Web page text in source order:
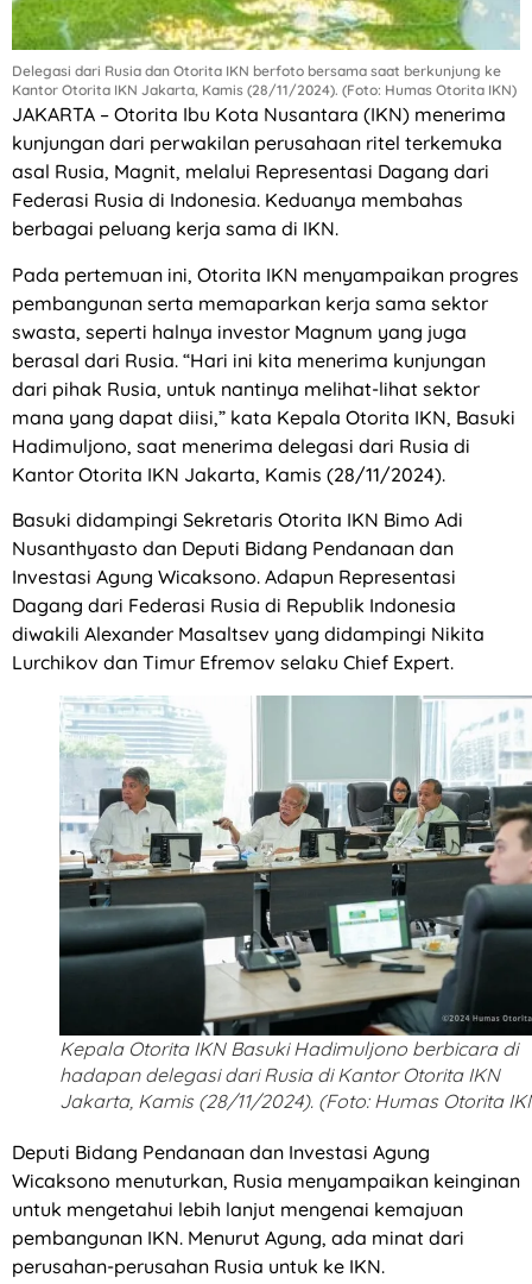
Delegasi dari Rusia dan Otorita IKN berfoto bersama saat berkunjung ke
Kantor Otorita IKN Jakarta, Kamis (28/11/2024). (Foto: Humas Otorita IKN)
JAKARTA – Otorita Ibu Kota Nusantara (IKN) menerima
kunjungan dari perwakilan perusahaan ritel terkemuka
asal Rusia, Magnit, melalui Representasi Dagang dari
Federasi Rusia di Indonesia. Keduanya membahas
berbagai peluang kerja sama di IKN.
Pada pertemuan ini, Otorita IKN menyampaikan progres
pembangunan serta memaparkan kerja sama sektor
swasta, seperti halnya investor Magnum yang juga
berasal dari Rusia. “Hari ini kita menerima kunjungan
dari pihak Rusia, untuk nantinya melihat-lihat sektor
mana yang dapat diisi,” kata Kepala Otorita IKN, Basuki
Hadimuljono, saat menerima delegasi dari Rusia di
Kantor Otorita IKN Jakarta, Kamis (28/11/2024).
Basuki didampingi Sekretaris Otorita IKN Bimo Adi
Nusanthyasto dan Deputi Bidang Pendanaan dan
Investasi Agung Wicaksono. Adapun Representasi
Dagang dari Federasi Rusia di Republik Indonesia
diwakili Alexander Masaltsev yang didampingi Nikita
Lurchikov dan Timur Efremov selaku Chief Expert.
Kepala Otorita IKN Basuki Hadimuljono berbicara di
hadapan delegasi dari Rusia di Kantor Otorita IKN
Jakarta, Kamis (28/11/2024). (Foto: Humas Otorita
Deputi Bidang Pendanaan dan Investasi Agung
Wicaksono menuturkan, Rusia menyampaikan keinginan
untuk mengetahui lebih lanjut mengenai kemajuan
pembangunan IKN. Menurut Agung, ada minat dari
perusahan-perusahan Rusia untuk ke IKN.